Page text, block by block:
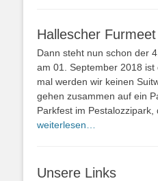
Hallescher
Dann steht nun schon der
am 01. September 2018
mal werden wir keinen
gehen zusammen auf ein
Parkfest im Pestalozzipark,
weiterlesen…
Unsere Links